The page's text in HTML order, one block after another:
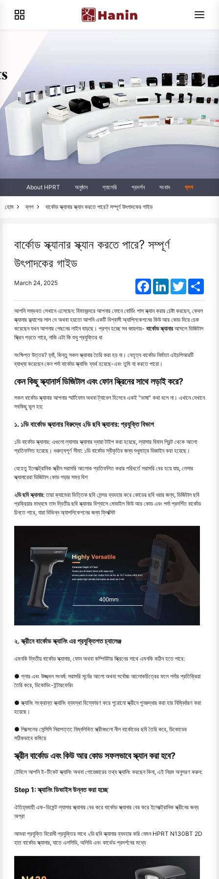
About HPRT অনুষ্ঠান গ্যালেরি প্রদর্শন সংবাদ ব্লগ
হোম ব্লগ বার্কোড স্ক্যানার স্ক্যান করতে পারে? সম্পূর্ণ উৎপাদকের গাইড
বার্কোড স্ক্যানার স্ক্যান করতে পারে? সম্পূর্ণ
উৎপাদকের গাইড
March 24, 2025 FacebookLinkedInTwitter
আপনি সম্ভবত সেখানে এসেছেন: বিমানবন্দরে আপনার ফোনে বোর্ডিং পাস স্ক্যান করার চেষ্টা করছেন, কেবল
স্ক্যানার ফ্ল্যাশের লাল দে অথবা হয়তো আপনি একটি বিশ্বাসী অ্যাপ্লিকেশনের কিউ আর কোড দিয়ে চেক
করেছেন যখন আপনার পেছনের লাইন বাড়ছে। প্রশ্ন হচ্ছে সব জায়গায়- বার্কোড স্ক্যানারআসলে ডিজিটাল
স্ক্রিন পড়তে পারে, নাকি এটা কি শুধু প্রযুক্তির ধা
সংক্ষিপ্ত উত্তর? হ্যাঁ, কিন্তু সকল স্ক্যানার তৈরি করা হয় না। নেতৃত্ব বার্কোড নির্মাতা এইচপিআরটি
ব্যাখ্যা করেছেন কেন পর্দা বার্কোড স্ক্যানিং ব্যর্থ হয়েছে-এবং তুমি যা করতে পারো।
কেন কিছু স্ক্যানার্স ডিজিটাল এবং ফোন স্ক্রিনের সাথে লড়াই করে?
সকল বার্কোড স্ক্যানার আপনার স্মার্টফোন অথবা ট্যাবেল হিসেবে একই "ভাষা" কথা বলে না। এখানে যেখানে
সবকিছু ভুল হয়:
১. ১ডি বার্কোড স্ক্যানার বিরুদ্ধে ২ডি ছবি স্ক্যানার: প্রযুক্তি বিভাগ
১ডি বার্কোড স্ক্যানার: এগুলো ল্যাসার স্ক্যানার দ্বারা টাইপ করা হয়েছে, ল্যাসার বিমান প্রিন্ট থেকে আলো
প্রতিফলিত হয়েছে। গুরুত্বপূর্ণ সীমা: ১ডি বার্কোড স্বীকৃতির জন্য শুধুমাত্র ডিজাইন করা হয়েছে।
যেহেতু ইলেক্ট্রোনিক স্ক্রীন সরাসরি আলোক প্রতিফলিত করার পরিবর্তে সরাসরি বের হয়ে যায়, লেসার
স্ক্যানারেরা ডিজিটাল কোড পড়ার সময় বিশ
২ডি ছবি স্ক্যানার: তারা ক্যামেরা ভিত্তিক ছবি সেন্সর ব্যবহার করে কোডের ছবি ধরার জন্য, ডিজিটাল ছবি
প্রক্রিয়ার মাধ্যমে তাদ দ্বিতীয় ছবি স্ক্যানার বিশ্বাসে মোবাইল কিউ আর কোড এবং পর্দা প্রদর্শিত বার্কোড
চিনতে পারে, যারা বিভিন্ন অ্যাপলিকেশনের জন্য ফ্লিক্সিট
২. স্ক্রীনে বার্কোড স্ক্যানিং এর প্রযুক্তিগত চ্যালেঞ্জ
এমনকি দ্বিতীয় বার্কোড স্ক্যানার, ফোন অথবা কম্পিউটার স্ক্রিনের সাথে এমনকি কঠিন হতে পারে:
● গ্লার এবং উজ্জ্বল সংঘর্ষ: সরাসরি সূর্যের আলো অথবা সর্বোচ্চ আলোকচিত্রের ফলে পর্দার প্রতিক্রিয়া
তৈরি করে, ডিকোডিং-ইন্টারফেরিং
● স্ক্যানিং সংক্রান্ত স্ক্যানিং ব্যবস্থা বিস্ফোরণ করে পুরোনো স্ক্রীনে পুনরুদ্ধার করা হার নিম্নির্ধারণ করা
হয়েছে।
● পিক্সেলের সেন্সিসি নিরাপত্তা: নিম্নলিখিত স্ক্রীনগুলো নীল বার্কোডের ছবি তৈরি করে, ডিকোডের
সঠিকভাবে কমিয়ে
স্ক্রীন বার্কোড এবং কিউ আর কোড সফলভাবে স্ক্যান করা হবে?
টেবিলে আপনি ই-টিকেট স্ক্যানিং অথবা গোয়েজারের তথ্য স্ক্যানিং করছেন কিনা, এই নিয়ম অনুসরণ করুন:
Step 1: স্ক্যানিং ডিভাইস উন্নত করা হচ্ছে
ঐতিহ্যবাহী এক-ডিমেন্ট ল্যাসার স্ক্যানার বের করে বার্কোড স্ক্যানার বের করে ইলেক্ট্রোনিক স্ক্রীনের জন্য
অপ্রা
আমরা প্রযুক্তি বিরোধী প্রযুক্তির সাথে ২ডি ছবি স্ক্যানার ব্যবহার করি যেমন HPRT N130BT 2D
হাত বার্কোড স্ক্যানার, যাতে এলসিডি, অলিডি এবং কার্ভেড প্রদর্শনের মধ্যে